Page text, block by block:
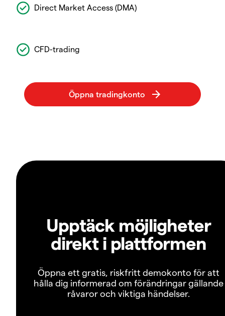
Direct Market Access (DMA)
CFD-trading
Upptäck möjligheter
direkt i plattformen
Öppna ett gratis, riskfritt demokonto för att
hålla dig informerad om förändringar gällande
råvaror och viktiga händelser.